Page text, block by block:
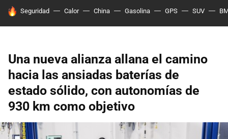
HOY SE HABLA DE
Seguridad Calor China Gasolina GPS SUV
Una nueva alianza allana el camino
hacia las ansiadas baterías de
estado sólido, con autonomías de
930 km como objetivo